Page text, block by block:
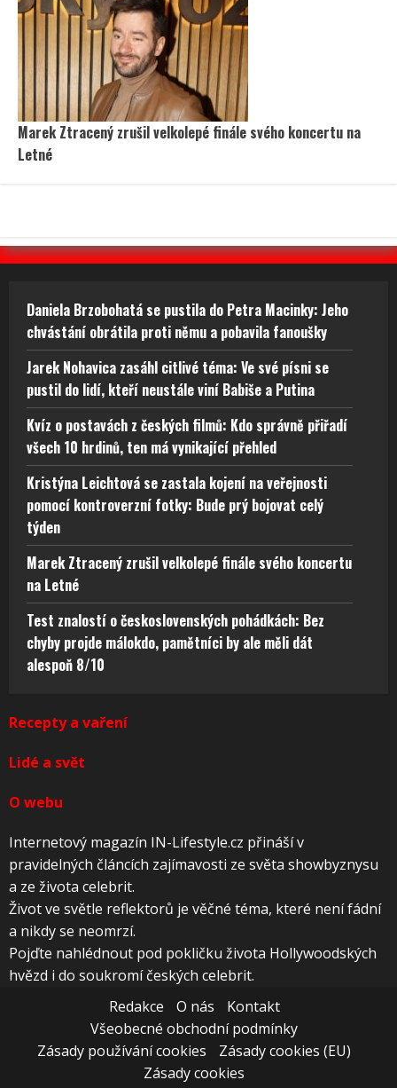
Marek Ztracený zrušil velkolepé finále svého koncertu na
Letné
Daniela Brzobohatá se pustila do Petra Macinky: Jeho
chvástání obrátila proti němu a pobavila fanoušky
Jarek Nohavica zasáhl citlivé téma: Ve své písni se
pustil do lidí, kteří neustále viní Babiše a Putina
Kvíz o postavách z českých filmů: Kdo správně přiřadí
všech 10 hrdinů, ten má vynikající přehled
Kristýna Leichtová se zastala kojení na veřejnosti
pomocí kontroverzní fotky: Bude prý bojovat celý
týden
Marek Ztracený zrušil velkolepé finále svého koncertu
na Letné
Test znalostí o československých pohádkách: Bez
chyby projde málokdo, pamětníci by ale měli dát
alespoň 8/10
Recepty a vaření
Lidé a svět
O webu
Internetový magazín IN-Lifestyle.cz přináší v
pravidelných článcích zajímavosti ze světa showbyznysu
a ze života celebrit.
Život ve světle reflektorů je věčné téma, které není fádní
a nikdy se neomrzí.
Pojďte nahlédnout pod pokličku života Hollywoodských
hvězd i do soukromí českých celebrit.
Redakce
O nás
Kontakt
Všeobecné obchodní podmínky
Zásady používání cookies
Zásady cookies (EU)
Zásady cookies